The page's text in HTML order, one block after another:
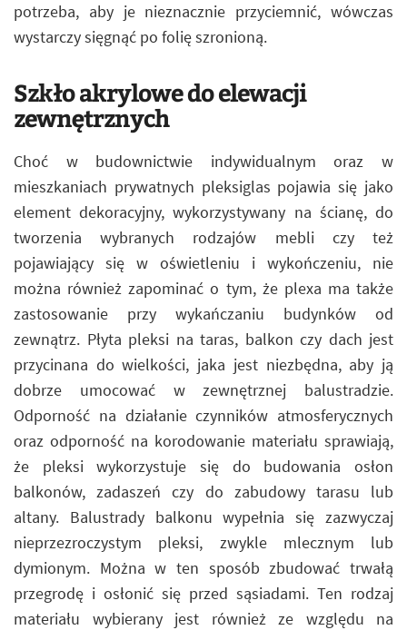
potrzeba, aby je nieznacznie przyciemnić, wówczas
wystarczy sięgnąć po folię szronioną.
Szkło akrylowe do elewacji
zewnętrznych
Choć w budownictwie indywidualnym oraz w
mieszkaniach prywatnych pleksiglas pojawia się jako
element dekoracyjny, wykorzystywany na ścianę, do
tworzenia wybranych rodzajów mebli czy też
pojawiający się w oświetleniu i wykończeniu, nie
można również zapominać o tym, że plexa ma także
zastosowanie przy wykańczaniu budynków od
zewnątrz. Płyta pleksi na taras, balkon czy dach jest
przycinana do wielkości, jaka jest niezbędna, aby ją
dobrze umocować w zewnętrznej balustradzie.
Odporność na działanie czynników atmosferycznych
oraz odporność na korodowanie materiału sprawiają,
że pleksi wykorzystuje się do budowania osłon
balkonów, zadaszeń czy do zabudowy tarasu lub
altany. Balustrady balkonu wypełnia się zazwyczaj
nieprzezroczystym pleksi, zwykle mlecznym lub
dymionym. Można w ten sposób zbudować trwałą
przegrodę i osłonić się przed sąsiadami. Ten rodzaj
materiału wybierany jest również ze względu na